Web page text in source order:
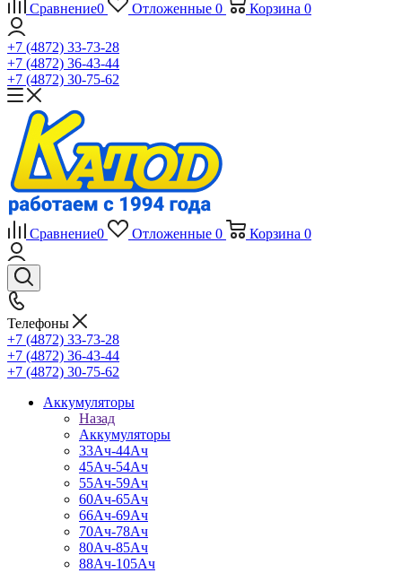
Сравнение0 Отложенные 0 Корзина 0
+7 (4872) 33-73-28
+7 (4872) 36-43-44
+7 (4872) 30-75-62
Сравнение0 Отложенные 0 Корзина 0
Телефоны
+7 (4872) 33-73-28
+7 (4872) 36-43-44
+7 (4872) 30-75-62
Аккумуляторы
Назад
Аккумуляторы
33Ач-44Ач
45Ач-54Ач
55Ач-59Ач
60Ач-65Ач
66Ач-69Ач
70Ач-78Ач
80Ач-85Ач
88Ач-105Ач